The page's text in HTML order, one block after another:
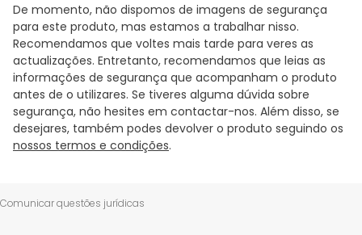
De momento, não dispomos de imagens de segurança
para este produto, mas estamos a trabalhar nisso.
Recomendamos que voltes mais tarde para veres as
actualizações. Entretanto, recomendamos que leias as
informações de segurança que acompanham o produto
antes de o utilizares. Se tiveres alguma dúvida sobre
segurança, não hesites em contactar-nos. Além disso, se
desejares, também podes devolver o produto seguindo os
nossos termos e condições.
Comunicar questões jurídicas